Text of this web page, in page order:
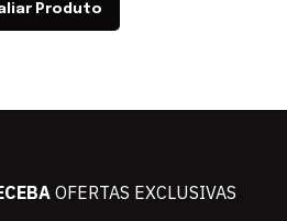
Produto
OFERTAS EXCLUSIVAS